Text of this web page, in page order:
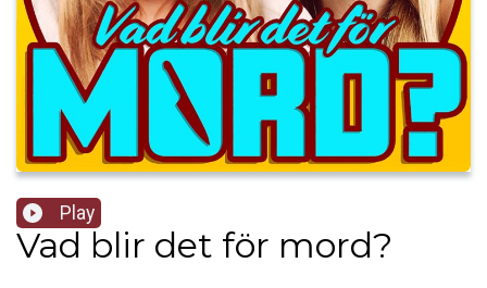
Play
Vad blir det för mord?